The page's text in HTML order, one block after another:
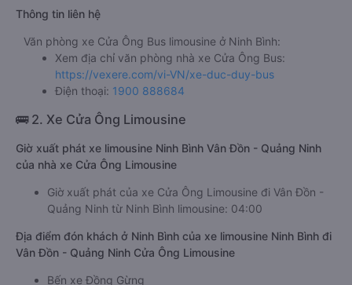
Thông tin liên hệ
Văn phòng xe Cửa Ông Bus limousine ở Ninh Bình:
Xem địa chỉ văn phòng nhà xe Cửa Ông Bus:
https://vexere.com/vi-VN/xe-duc-duy-bus
Điện thoại: 1900 888684
🚌 2. Xe Cửa Ông Limousine
Giờ xuất phát xe limousine Ninh Bình Vân Đồn - Quảng Ninh
của nhà xe Cửa Ông Limousine
Giờ xuất phát của xe Cửa Ông Limousine đi Vân Đồn -
Quảng Ninh từ Ninh Bình limousine: 04:00
Địa điểm đón khách ở Ninh Bình của xe limousine Ninh Bình đi
Vân Đồn - Quảng Ninh Cửa Ông Limousine
Bến xe Đồng Gừng